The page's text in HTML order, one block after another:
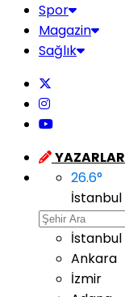
Spor
Magazin
Sağlık
YAZARLAR
26.6°
İstanbul
İstanbul
Ankara
İzmir